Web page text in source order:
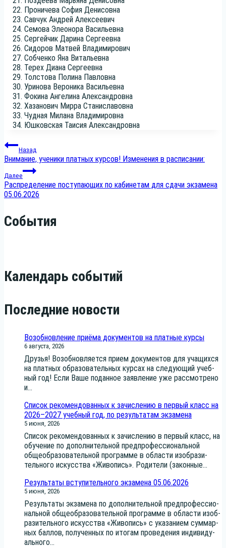
Про­ни­че­ва София Денисовна
Сав­чук Андрей Алексеевич
Семо­ва Эле­о­но­ра Васильевна
Сер­гей­чик Дари­на Сергеевна
Сидо­ров Мат­вей Владимирович
Соб­чен­ко Яна Витальевна
Терех Диа­на Сергеевна
Тол­сто­ва Поли­на Павловна
Ури­но­ва Веро­ни­ка Васильевна
Фоки­на Анге­ли­на Александровна
Хаза­но­вич Мир­ра Станиславовна
Чуд­ная Мила­на Владимировна
Юшков­ская Таи­сия Александровна
Навигация
по
записям
Назад
Внимание, ученики платных курсов! Изменения в расписании:
Далее
Распределение поступающих по кабинетам для сдачи экзамена
05.06.2026
События
Календарь событий
Последние новости
Возобновление приёма документов на платные курсы
6 августа, 2026
Дру­зья! Воз­об­нов­ля­ет­ся при­ем доку­мен­тов для уча­щих­ся
на плат­ных обра­зо­ва­тель­ных кур­сах на сле­ду­ю­щий учеб­
ный год! Если Ваше подан­ное заяв­ле­ние уже рас­смот­ре­но
и...
Список рекомендованных к зачислению в первый класс на
2026–2027 учебный год, по результатам экзамена
5 июня, 2026
Спи­сок реко­мен­до­ван­ных к зачис­ле­нию в пер­вый класс, на
обу­че­ние по допол­ни­тель­ной пред­про­фес­си­о­наль­ной
обще­об­ра­зо­ва­тель­ной про­грам­ме в обла­сти изоб­ра­зи­
тель­но­го искус­ства «Живо­пись». Роди­те­ли (закон­ные...
Результаты вступительного экзамена 05.06.2026
5 июня, 2026
Резуль­та­ты экза­ме­на по допол­ни­тель­ной пред­про­фес­си­о­
наль­ной обще­об­ра­зо­ва­тель­ной про­грам­ме в обла­сти изоб­
ра­зи­тель­но­го искус­ства «Живо­пись» с ука­за­ни­ем сум­мар­
ных бал­лов, полу­чен­ных по ито­гам про­ве­де­ния инди­ви­ду­
аль­но­го...